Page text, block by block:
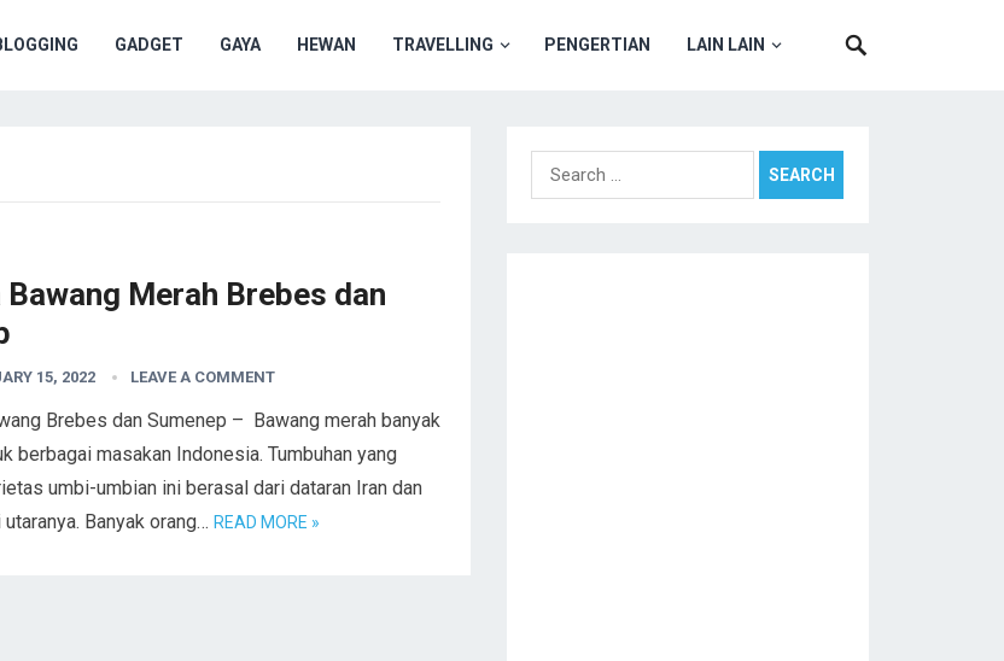
GADGET GAYA HEWAN TRAVELLING PENGERTIAN LAIN LAIN
Bawang Merah Brebes dan
15, 2022 LEAVE A COMMENT
Brebes dan Sumenep – Bawang merah banyak
berbagai masakan Indonesia. Tumbuhan yang
umbi-umbian ini berasal dari dataran Iran dan
Banyak orang… READ MORE »
Search
for: